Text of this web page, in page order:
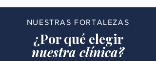
NUESTRAS FORTALEZAS
¿Por qué elegir
nuestra clínica?